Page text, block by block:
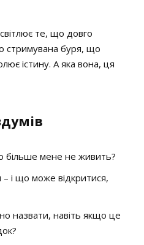
те, що довго
стримувана буря, що
істину. А яка вона, ця
мене не живить?
і що може відкритися,
назвати, навіть якщо це